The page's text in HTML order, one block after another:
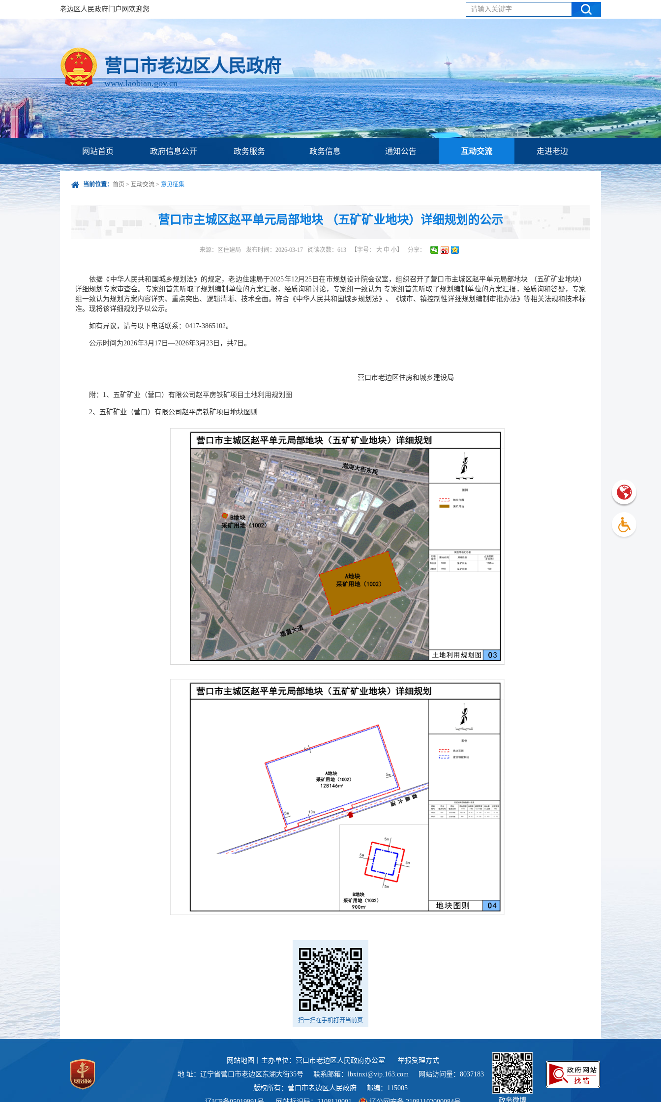
老边区人民政府门户网欢迎您 请输入关键字
营口市老边区人民政府
www.laobian.gov.cn
网站首页 政府信息公开 政务服务 政务信息 通知公告 互动交流 走进老边
当前位置： 首页 > 互动交流 > 意见征集
营口市主城区赵平单元局部地块 （五矿矿业地块）详细规划的公示
来源： 区住建局 发布时间：2026-03-17 阅读次数： 613 【字号： 大 中 小】 分享：
依据《中华人民共和国城乡规划法》的规定，老边住建局于2025年12月25日在市规划设计院会议室，组织召开了营口市主城区赵平单元局部地块 （五矿矿业地块）
详细规划专家审查会。专家组首先听取了规划编制单位的方案汇报，经质询和讨论，专家组一致认为:专家组首先听取了规划编制单位的方案汇报，经质询和答疑，专家
组一致认为规划方案内容详实、重点突出、逻辑清晰、技术全面。符合《中华人民共和国城乡规划法》、《城市、镇控制性详细规划编制审批办法》等相关法规和技术标
准。现将该详细规划予以公示。
如有异议，请与以下电话联系：0417-3865102。
公示时间为2026年3月17日—2026年3月23日，共7日。
营口市老边区住房和城乡建设局
附：1、五矿矿业（营口）有限公司赵平房铁矿项目土地利用规划图
2、五矿矿业（营口）有限公司赵平房铁矿项目地块图则
扫一扫在手机打开当前页
政务微博
网站地图 丨主办单位：营口市老边区人民政府办公室
举报受理方式
地 址：辽宁省营口市老边区东湖大街35号
联系邮箱：lbxinxi@vip.163.com
网站访问量：8037183
版权所有：营口市老边区人民政府
邮编：115005